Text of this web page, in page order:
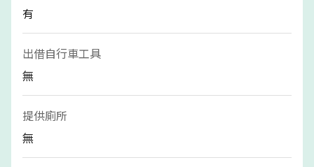
有
出借自行車工具
無
提供廁所
無